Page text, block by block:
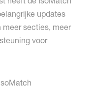
updates
meer secties, meer
voor